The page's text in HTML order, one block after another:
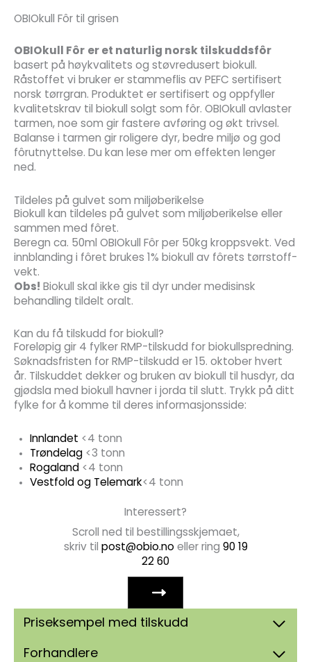
OBIOkull Fôr til grisen
OBIOkull Fôr er et naturlig norsk tilskuddsfôr
basert på høykvalitets og støvredusert biokull.
Råstoffet vi bruker er stammeflis av PEFC sertifisert
norsk tørrgran. Produktet er sertifisert og oppfyller
kvalitetskrav til biokull solgt som fôr. OBIOkull avlaster
tarmen, noe som gir fastere avføring og økt trivsel.
Balanse i tarmen gir roligere dyr, bedre miljø og god
fôrutnyttelse. Du kan lese mer om effekten lenger
ned.
Tildeles på gulvet som miljøberikelse
Biokull kan tildeles på gulvet som miljøberikelse eller
sammen med fôret.
Beregn ca. 50ml OBIOkull Fôr per 50kg kroppsvekt. Ved
innblanding i fôret brukes 1% biokull av fôrets tørrstoff-
vekt.
Obs! Biokull skal ikke gis til dyr under medisinsk
behandling tildelt oralt.
Kan du få tilskudd for biokull?
Foreløpig gir 4 fylker RMP-tilskudd for biokullspredning.
Søknadsfristen for RMP-tilskudd er 15. oktober hvert
år. Tilskuddet dekker og bruken av biokull til husdyr, da
gjødsla med biokull havner i jorda til slutt. Trykk på ditt
fylke for å komme til deres informasjonsside:
Innlandet <4 tonn
Trøndelag <3 tonn
Rogaland <4 tonn
Vestfold og Telemark<4 tonn
Interessert?
Scroll ned til bestillingsskjemaet,
skriv til post@obio.noeller ring 90 19
22 60
Priseksempel med tilskudd
Forhandlere